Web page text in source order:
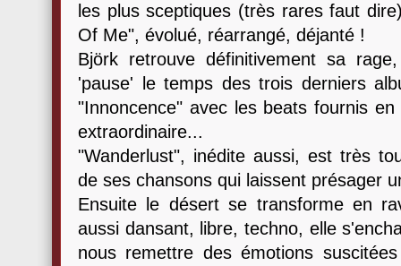
les plus sceptiques (très rares faut
Of Me", évolué, réarrangé, déjanté !
Björk retrouve définitivement sa
'pause' le temps des trois derniers
"Innoncence" avec les beats fournis
extraordinaire...
"Wanderlust", inédite aussi, est très
de ses chansons qui laissent présager
Ensuite le désert se transforme en
aussi dansant, libre, techno, elle
nous remettre des émotions